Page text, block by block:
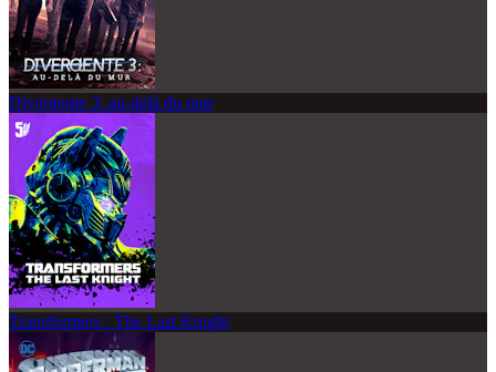
Divergente 3: au-delà du mur
Transformers : The Last Knight